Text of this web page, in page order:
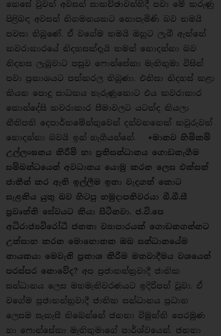
කෙසේ වුවත් අවසන් සාකච්ඡාවන්හිදී පවා මේ කරුණු
පිළිබඳ අවසන් නිගමනයකට නොපැමිණි බව තමයි
පවසා තිබුණේ. ඒ වගේම තමයි ඔහුට ලැබී ඇත්තේ
කවරාකාරයේ නිදහසක්දැයි තමන් නොදන්නා බව
නිදහස ලැබූවාට පසුව ෆොන්සේකා මැතිතුමා විසින්
පවා ප‍්‍රකාශයට පත්කරල තිබුණා. එනිසා නිදහස් කළා
කියන පොදු සාධකය හැරුණුකොට එය කවරාකාර
කොන්දේසි කවරාකාර සීමාවලට යටත්ද කියලා
නීතිපති දෙපාර්තමේන්තුවෙන් දන්වනතෙක් කවුරුවත්
නොදන්නා බවයි ඉන් හැගීයන්නේ. ⋆මානව හිමිකම්
උල්ලංඝනය කිරීම් හා ප‍්‍රතිසන්ධානය ගොඩනැගීම
සම්බන්ධයෙන් අවධානය යොමු කරන ලෙස එක්සත්
ජාතීන් කර ඇති ඉල්ලීම ඉතා වැදගත් කොට
සැළකිය යුතු බව හිටපු හමුදාපතිවරයා බී.බී.සී
ප‍්‍රවෘත්ති සේවයට කියා සිටිනවා. ජ.වි.පෙ
අධිරාජ්‍යවිරෝධී ජනතා ව්‍යාපාරයක් ගොඩනගන්නට
උත්සාහ කරන මොහොතක ඔබ සන්ධානයේම
නායකයා මෙවැනි ප‍්‍රකාශ කිරීම මතවාදීමය වශයෙන්
පරස්පර නොවේද? අප ප‍්‍රජාතන්ත‍්‍රවාදී ජාතික
සන්ධානය ලෙස මහමැතිවරණයට ඉදිරිපත් වූවා. ඒ
වගේම ප‍්‍රජාතන්ත‍්‍රවාදී ජාතික සන්ධානය ප‍්‍රධාන
ලෙසම සැකැසී තිබෙන්නේ ජනතා විමුක්ති පෙරමුණ
හා ෆොන්සේකා මැතිතුමාගේ පාර්ශ්වයෙන්. ජනතා